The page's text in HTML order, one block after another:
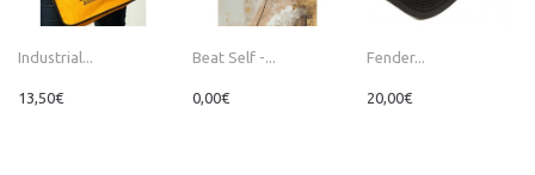
Industrial...
13,50€
Beat Self -...
0,00€
Fender...
20,00€